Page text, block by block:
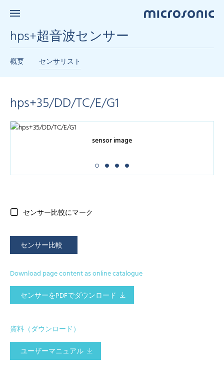
hps+超音波センサー
概要 センサリスト
hps+35/DD/TC/E/G1
sensor image
センサー比較にマーク
センサー比較
Download page content as online catalogue
センサーをPDFでダウンロード
資料（ダウンロード）
ユーザーマニュアル